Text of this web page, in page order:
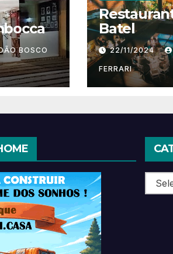
BOSCO
Batel
22/11/2024
FERRARI